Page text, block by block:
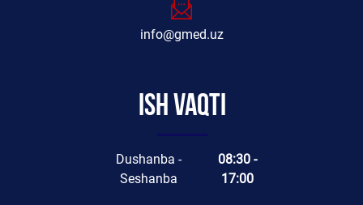
info@gmed.uz
Ish vaqti
Dushanba -
Seshanba
08:30 -
17:00